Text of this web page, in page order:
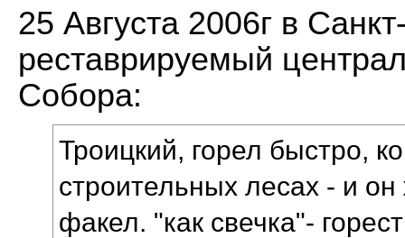
25 Августа 2006г в
реставрируемый
Собора:
Троицкий, горел быстро,
строительных лесах - и
факел. "как свечка"-